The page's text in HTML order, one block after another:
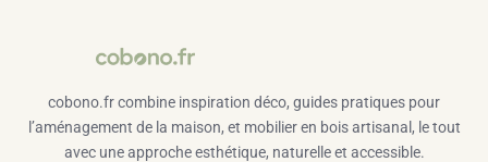
cobono.fr combine inspiration déco, guides pratiques pour
l’aménagement de la maison, et mobilier en bois artisanal, le tout
avec une approche esthétique, naturelle et accessible.